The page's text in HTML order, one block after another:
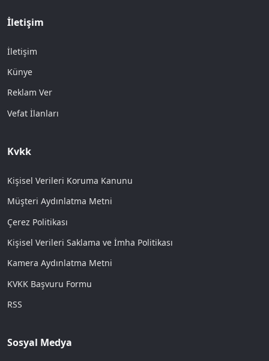
İletişim
İletişim
Künye
Reklam Ver
Vefat İlanları
Kvkk
Kişisel Verileri Koruma Kanunu
Müşteri Aydınlatma Metni
Çerez Politikası
Kişisel Verileri Saklama ve İmha Politikası
Kamera Aydınlatma Metni
KVKK Başvuru Formu
RSS
Sosyal Medya